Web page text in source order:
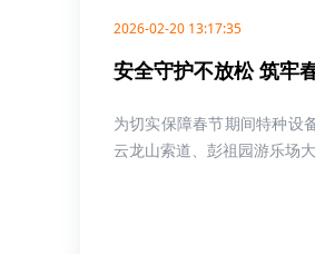
2026-02-20 13:17:35
安全守护不放松 筑牢
为切实保障春节期间特种设
云龙山索道、彭祖园游乐场